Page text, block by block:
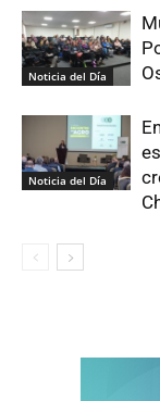
Noticia del Día
Noticia del Día